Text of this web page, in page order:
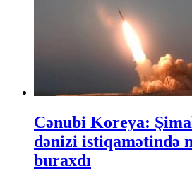
Cənubi Koreya:
dənizi istiqamətində
buraxdı